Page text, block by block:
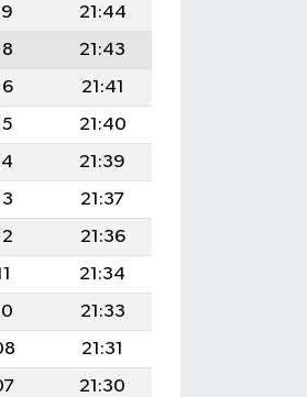
21:44
21:43
21:41
21:40
21:39
21:37
21:36
21:34
21:33
21:31
21:30